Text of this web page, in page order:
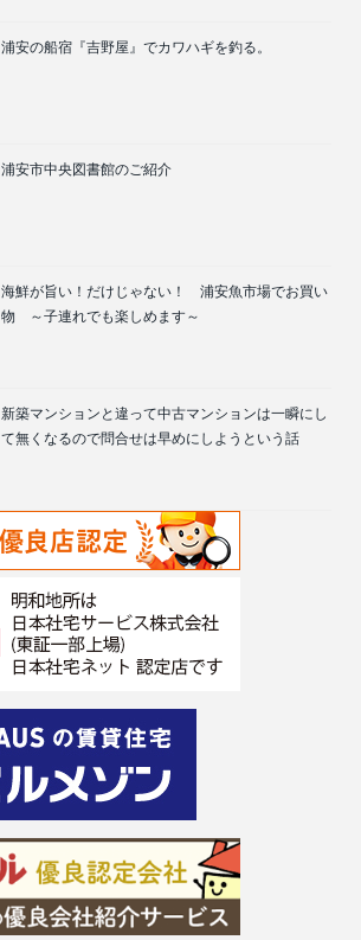
浦安の船宿『吉野屋』でカワハギを釣る。
浦安市中央図書館のご紹介
海鮮が旨い！だけじゃない！ 浦安魚市場でお買い
物 ～子連れでも楽しめます～
新築マンションと違って中古マンションは一瞬にし
て無くなるので問合せは早めにしようという話